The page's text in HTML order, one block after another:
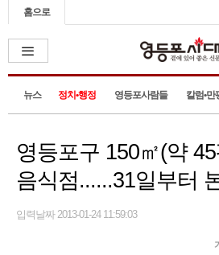
홈으로
뉴스 정치•행정 영등포사람들 칼럼•만
영등포구 150㎡(약
음식점......31일부터
입력날짜 2013-01-24 11:59:03